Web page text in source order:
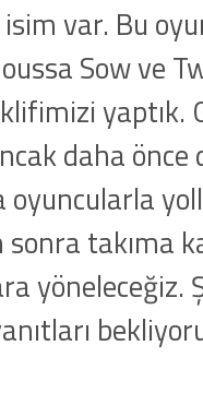
var. Bu
Sow ve
yaptık.
daha
takıma
yöneleceğiz.